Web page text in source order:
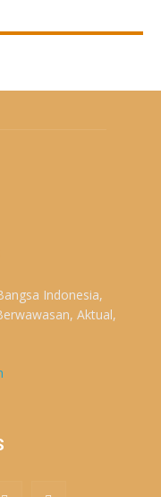
Indonesia,
Aktual,